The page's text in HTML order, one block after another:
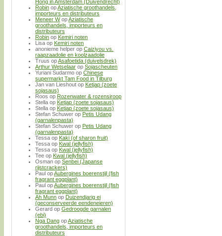
Hong in Amsterdam (Duivendrecht)
Robin opAziatische groothandels,
importeurs en distributeurs
Meneer WopAziatische
groothandels, importeurs en
distributeurs
Robin op Kemiri noten
Lisa op Kemiri noten
anonieme helper op Caiziyou vs.
raapzaadolie en koolzaadolie
Truus opAsafoetida (duivelsdrek)
Arthur Wetselaar op Sojascheuten
Yuriani Sudarmo op Chinese
supermarkt Tam Food in Tilburg
Jan van Lieshout op Ketjap (zoete
sojasaus)
Roos op Rozenwater & rozensiroop
Stella op Ketjap (zoete sojasaus)
Stella op Ketjap (zoete sojasaus)
Stefan Schuwer op Petis Udang
(garnalenpasta)
Stefan Schuwer op Petis Udang
(garnalenpasta)
Tessa op Kaki (of sharon fruit)
Tessa op Kwal (jellyfish)
Tessa op Kwal (jellyfish)
Tee op Kwal (jellyfish)
Osman op Senbei (Japanse
rijstcrackers)
Paul opAubergines boerenstijl (fish
fragrant eggplant)
Paul opAubergines boerenstijl (fish
fragrant eggplant)
Ah Munn op Duizendjarig ei
(geconserveerde eendeneieren)
Gerard op Gedroogde garnalen
(ebi)
Nga Dang opAziatische
groothandels, importeurs en
distributeurs